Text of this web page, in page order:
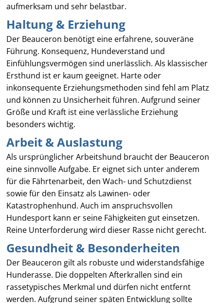
aufmerksam und sehr belastbar.
Haltung & Erziehung
Der Beauceron benötigt eine erfahrene, souveräne
Führung. Konsequenz, Hundeverstand und
Einfühlungsvermögen sind unerlässlich. Als klassischer
Ersthund ist er kaum geeignet. Harte oder
inkonsequente Erziehungsmethoden sind fehl am Platz
und können zu Unsicherheit führen. Aufgrund seiner
Größe und Kraft ist eine verlässliche Erziehung
besonders wichtig.
Arbeit & Auslastung
Als ursprünglicher Arbeitshund braucht der Beauceron
eine sinnvolle Aufgabe. Er eignet sich unter anderem
für die Fährtenarbeit, den Wach- und Schutzdienst
sowie für den Einsatz als Lawinen- oder
Katastrophenhund. Auch im anspruchsvollen
Hundesport kann er seine Fähigkeiten gut einsetzen.
Reine Unterforderung wird dieser Rasse nicht gerecht.
Gesundheit & Besonderheiten
Der Beauceron gilt als robuste und widerstandsfähige
Hunderasse. Die doppelten Afterkrallen sind ein
rassetypisches Merkmal und dürfen nicht entfernt
werden. Aufgrund seiner späten Entwicklung sollte